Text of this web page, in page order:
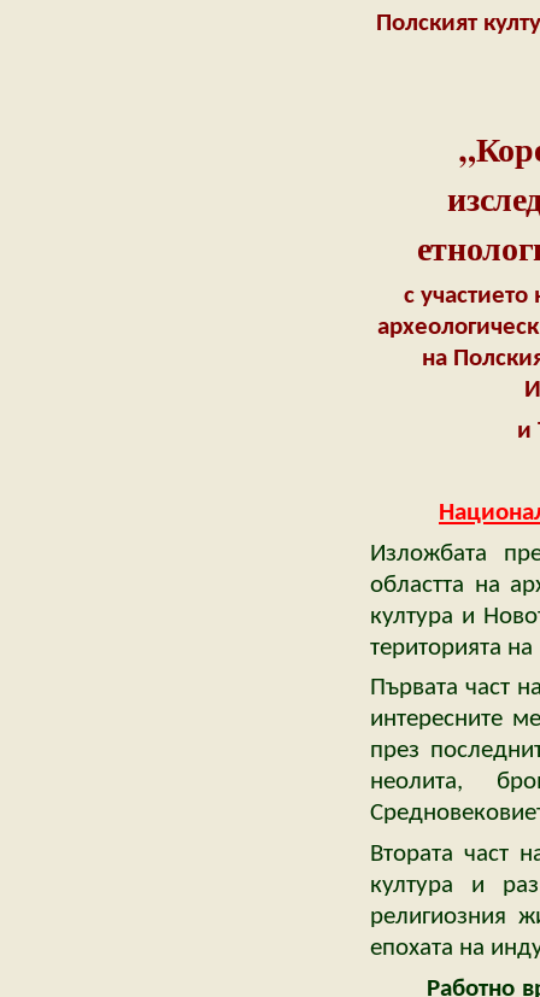
Полският
с
на
и
Изложбата
областта на
култура и
територията
Първата част
интересните
през
неолита,
Втората част
култура и
религиозния
епохата на
Работно